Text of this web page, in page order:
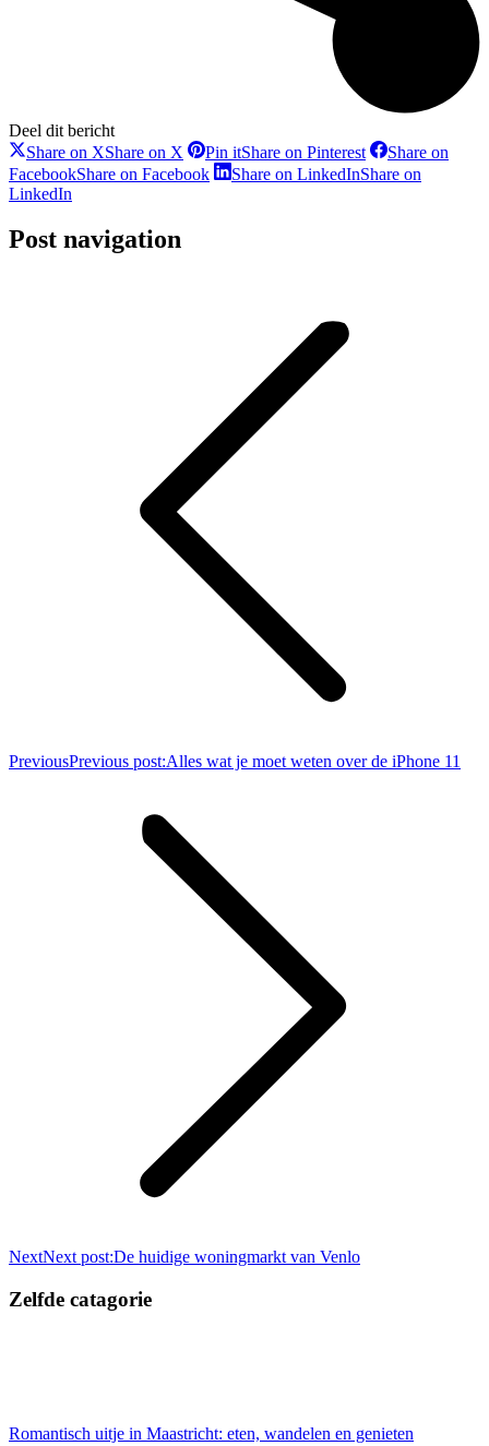
Deel dit bericht
Share on XShare on X Pin itShare on Pinterest
Share on
FacebookShare on Facebook Share on LinkedInShare on
LinkedIn
Post navigation
PreviousPrevious post:Alles wat je moet weten over de iPhone 11
NextNext post:De huidige woningmarkt van Venlo
Zelfde catagorie
Romantisch uitje in Maastricht: eten, wandelen en genieten